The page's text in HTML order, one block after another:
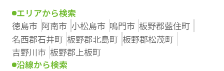
エリアから検索
徳島市 阿南市 小松島市 鳴門市 板野郡藍住町
名西郡石井町 板野郡北島町 板野郡松茂町
吉野川市 板野郡上板町
沿線から検索